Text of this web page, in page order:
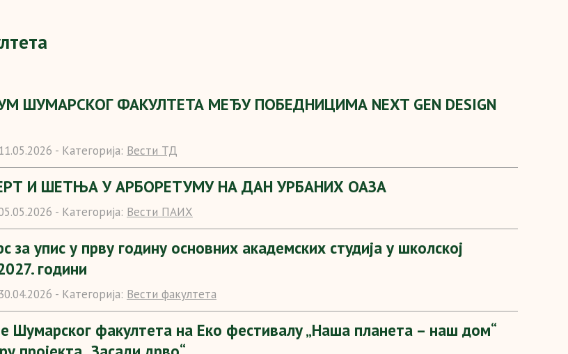
ШУМАРСКОГ ФАКУЛТЕТА МЕЂУ ПОБЕДНИЦИМА NEXT GEN DESIGN
11.05.2026 - Категорија: Вести ТД
И ШЕТЊА У АРБОРЕТУМУ НА ДАН УРБАНИХ ОАЗА
- Категорија: Вести ПАИХ
за упис у прву годину основних академских студија у школској
години
30.04.2026 - Категорија: Вести факултета
Шумарског факултета на Еко фестивалу „Наша планета – наш дом“